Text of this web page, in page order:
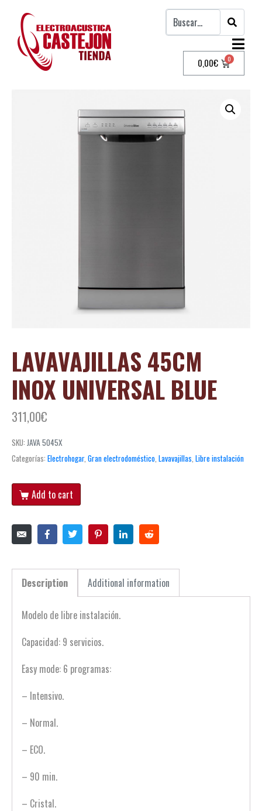
0,00€
LAVAVAJILLAS 45CM
INOX UNIVERSAL BLUE
311,00€
SKU: JAVA 5045X
Categorías: Electrohogar, Gran electrodoméstico Lavavajillas Libre instalación
Add to cart
Description Additional information
Modelo de libre instalación.
Capacidad: 9 servicios.
Easy mode: 6 programas:
– Intensivo.
– Normal.
– ECO.
– 90 min.
– Cristal.